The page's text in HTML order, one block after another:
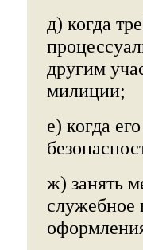
д) когда
другим
милиции;
е) когда
ж) занять
служебное